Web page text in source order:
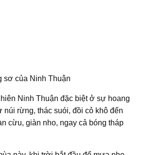
sơ của Ninh Thuận
Ninh Thuận đặc biệt ở sự hoang
núi rừng, thác suói, đồi cỏ khô đến
cừu, giàn nho, ngay cả bóng tháp